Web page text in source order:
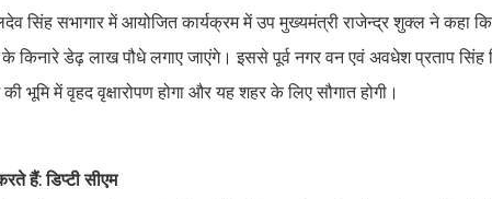
सिंह सभागार में आयोजित कार्यक्रम में उप मुख्यमंत्री राजेन्द्र शुक्ल ने कहा
डेढ़ लाख पौधे लगाए जाएंगे। इससे पूर्व नगर वन एवं अवधेश प्रताप सिंह
भूमि में वृहद वृक्षारोपण होगा और यह शहर के लिए सौगात होगी।
हैं: डिप्टी सीएम